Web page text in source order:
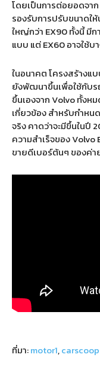
โดยเป็นการต่อยอดจาก
รองรับการปรับขนาดใ
ใหญ่กว่า EX90 ทั้งนี้ มี
แบบ แต่ EX60 อาจใช้บ
ในอนาคต โครงสร้างแ
ยังพัฒนาขึ้นเพื่อใช้กับร
ขึ้นเองจาก Volvo ทั้งห
เกี่ยวข้อง สำหรับกำหน
จริง คาดว่าจะมีขึ้นในปี
ความสำเร็จของ
ขายดีเบอร์ต้นๆ ของค่า
ที่มา:motor1,